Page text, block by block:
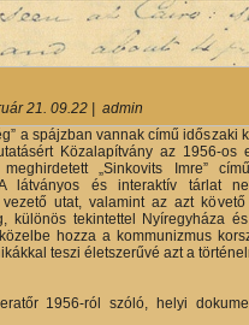
21. 09.22
admin
a spájzban vannak című
Közalapítvány az 1956-os
meghirdetett „Sinkovits Imre”
A látványos és interaktív tárlat
vezető utat, valamint az azt
különös tekintettel Nyíregyháza
hozza a kommunizmus
teszi életszerűvé azt a
1956-ról szóló, helyi